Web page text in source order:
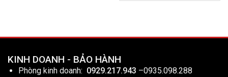
KINH DOANH - BẢO HÀNH
Phòng kinh doanh: 0929.217.943 –0935.098.288